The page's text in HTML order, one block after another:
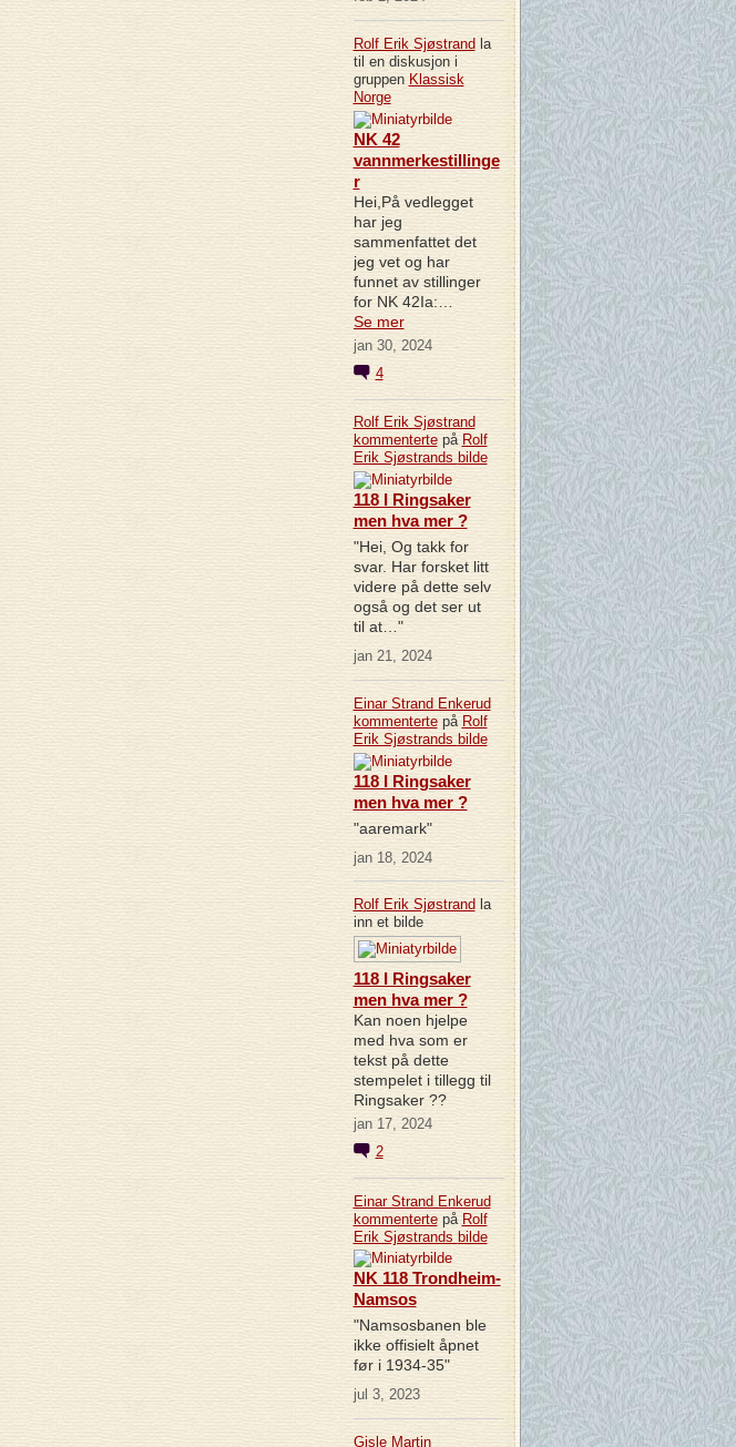
Rolf Erik Sjøstrand la
til en diskusjon i
gruppen Klassisk
Norge
NK 42
vannmerkestillinge
r
Hei,På vedlegget
har jeg
sammenfattet det
jeg vet og har
funnet av stillinger
for NK 42Ia:…
Se mer
jan 30, 2024
4
Rolf Erik Sjøstrand
kommentertepå Rolf
Erik Sjøstrandsbilde
118 I Ringsaker
men hva mer ?
"Hei, Og takk for
svar. Har forsket litt
videre på dette selv
også og det ser ut
til at…"
jan 21, 2024
Einar Strand Enkerud
kommentertepå Rolf
Erik Sjøstrandsbilde
118 I Ringsaker
men hva mer ?
"aaremark"
jan 18, 2024
Rolf Erik Sjøstrand la
inn et bilde
118 I Ringsaker
men hva mer ?
Kan noen hjelpe
med hva som er
tekst på dette
stempelet i tillegg til
Ringsaker ??
jan 17, 2024
2
Einar Strand Enkerud
kommentertepå Rolf
Erik Sjøstrandsbilde
NK 118 Trondheim-
Namsos
"Namsosbanen ble
ikke offisielt åpnet
før i 1934-35"
jul 3, 2023
Gisle Martin